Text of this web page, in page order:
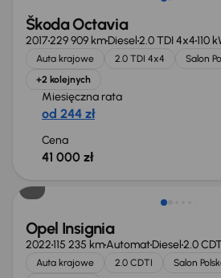
Škoda Octavia
2017229 909 kmDiesel2.0 TDI 4x4110
Auta krajowe 2.0 TDI 4x4 Salon
+2 kolejnych
Miesięczna rata
od 244 zł
Cena
41 000 zł
Opel Insignia
2022115 235 kmAutomatDiesel2.0
Auta krajowe 2.0 CDTI Salon